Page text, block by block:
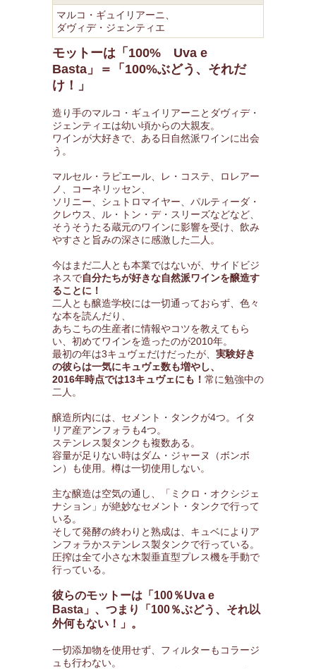
マルコ・ギュイリアーニ、
ダヴィデ・ジェンティエ
モットーは「100% Uva e
Basta」＝「100%ぶどう、それだ
け！」
造り手のマルコ・ギュイリアーニとダヴィデ・
ジェンティエは幼い頃からの大親友。
ワインが大好きで、ある日自然派ワインに出会
う。
マルセル・ラピエール、レ・コステ、ロレアー
ノ、コーネリッセン、
ソリニー、シュトロマイヤー、パルティーダ・
クレウス、ル・トン・デ・スリーズなどなど、
そうそうたる蔵元のワインに影響を受け、飲み
やすさと旨みの深さに感激した二人。
今はまだ二人とも本業ではないが、サイドビジ
ネスで自分たちが好きな自然派ワインを醸造す
ることに！
二人とも醸造学校には一切通っておらず、色々
な本を読んだり、
あちこちの生産者に情報やコツを教えてもら
い、初めてワインを造ったのが2010年。
最初の年は3キュヴェだけだったが、 実験好き
の彼らは一気にキュヴェ数も増やし、
2016年時点では13キュヴェにも！ 常に勉強中の
二人。
醸造所内には、セメント・タンクが4つ。イタ
リア産アンフォラも4つ。
ステンレス製タンクも複数ある。
容量が足りない時はダム・ジャーヌ（ボンボ
ン）も使用。樽は一切使用しない。
主な醸造は空気の通し、「ミクロ・オクシジェ
ナション」が絶妙なセメント・タンクで行って
いる。
そして発酵の終わりと熟成は、キュベによりア
ンフォラかステンレス製タンクで行っている。
圧搾は全て小さな木製垂直型プレス機を手動で
行っている。
彼らのモットーは「100％Uva e
Basta」、つまり「100％ぶどう、それ以
外何もない！」。
一切添加物を使用せず、フィルターもコラージ
ュも行わない。